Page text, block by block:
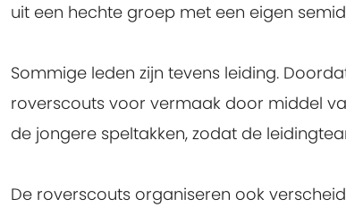
uit een hechte groep met een eigen
Sommige leden zijn tevens leiding.
roverscouts voor vermaak door middel
de jongere speltakken, zodat de
De roverscouts organiseren ook